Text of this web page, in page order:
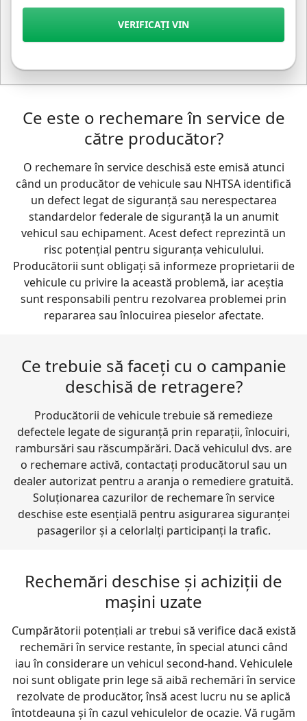
VERIFICAȚI VIN
Ce este o rechemare în service de
către producător?
O rechemare în service deschisă este emisă atunci
când un producător de vehicule sau NHTSA identifică
un defect legat de siguranță sau nerespectarea
standardelor federale de siguranță la un anumit
vehicul sau echipament. Acest defect reprezintă un
risc potențial pentru siguranța vehiculului.
Producătorii sunt obligați să informeze proprietarii de
vehicule cu privire la această problemă, iar aceștia
sunt responsabili pentru rezolvarea problemei prin
repararea sau înlocuirea pieselor afectate.
Ce trebuie să faceți cu o campanie
deschisă de retragere?
Producătorii de vehicule trebuie să remedieze
defectele legate de siguranță prin reparații, înlocuiri,
rambursări sau răscumpărări. Dacă vehiculul dvs. are
o rechemare activă, contactați producătorul sau un
dealer autorizat pentru a aranja o remediere gratuită.
Soluționarea cazurilor de rechemare în service
deschise este esențială pentru asigurarea siguranței
pasagerilor și a celorlalți participanți la trafic.
Rechemări deschise și achiziții de
mașini uzate
Cumpărătorii potențiali ar trebui să verifice dacă există
rechemări în service restante, în special atunci când
iau în considerare un vehicul second-hand. Vehiculele
noi sunt obligate prin lege să aibă rechemări în service
rezolvate de producător, însă acest lucru nu se aplică
întotdeauna și în cazul vehiculelor de ocazie. Vă rugăm